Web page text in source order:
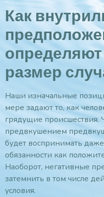
Как
размер
Наши изначальные
мере задают то, как
грядущие происшествия.
предвкушением
будет воспринимать
обязанности как
Наоборот, негативные
затемнить в том числе
условия.